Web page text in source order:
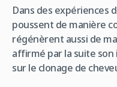
Dans des expériences
poussent de manière
régénèrent aussi de
affirmé par la suite son
sur le clonage de